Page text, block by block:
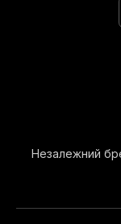
Незалежний